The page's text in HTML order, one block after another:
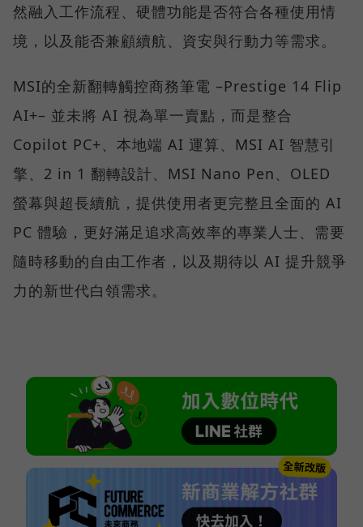
然融入工作流程、硬體功能是否符合各種使用情
境，以及能否兼顧續航、資安與行動力等需求。
MSI的全新翻轉觸控商務筆電 –Prestige 14 Flip
AI+– 並未將 AI 視為單一賣點，而是整合
Copilot PC+、本地端 AI 運算、MSI AI 智慧引
擎、2 in 1 翻轉設計、MSI Nano Pen、OLED
螢幕與超長續航，提供使用者更完整且全面的 AI
PC 體驗，更好滿足追求高效率的專業人士、需要
隨時移動的自由工作者，以及期待以 AI 提升競爭
力的新世代白領需求。